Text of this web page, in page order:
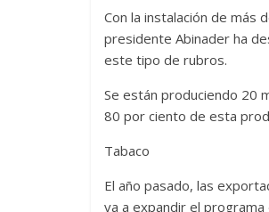
Con la instalación de más
presidente Abinader ha
este tipo de rubros.
Se están produciendo 20
80 por ciento de esta
Tabaco
El año pasado, las
va a expandir el